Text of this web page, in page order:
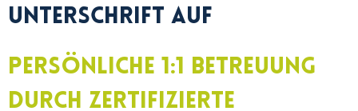
Unterschrift auf
Persönliche 1:1 Betreuung
durch zertifizierte